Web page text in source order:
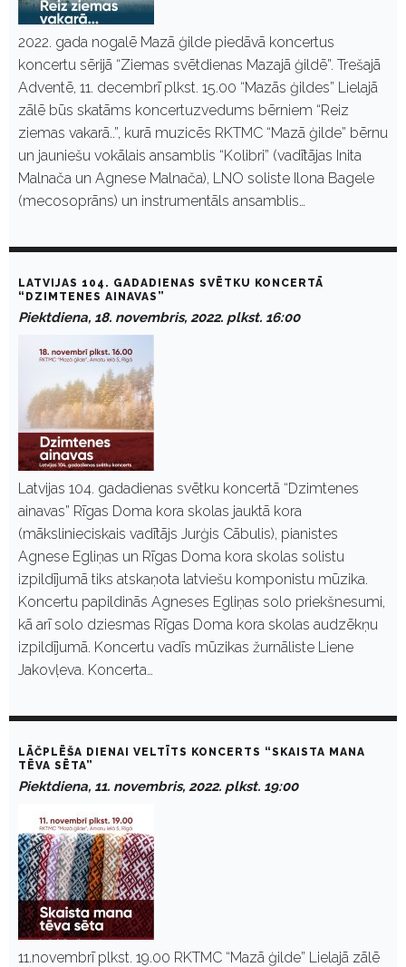
2022. gada nogalē Mazā ģilde piedāvā koncertus
koncertu sērijā “Ziemas svētdienas Mazajā ģildē”. Trešajā
Adventē, 11. decembrī plkst. 15.00 “Mazās ģildes” Lielajā
zālē būs skatāms koncertuzvedums bērniem “Reiz
ziemas vakarā..”, kurā muzicēs RKTMC “Mazā ģilde” bērnu
un jauniešu vokālais ansamblis “Kolibri” (vadītājas Inita
Malnača un Agnese Malnača), LNO soliste Ilona Bagele
(mecosoprāns) un instrumentāls ansamblis…
LATVIJAS 104. GADADIENAS SVĒTKU KONCERTĀ
“DZIMTENES AINAVAS”
Piektdiena, 18. novembris, 2022. plkst. 16:00
Latvijas 104. gadadienas svētku koncertā “Dzimtenes
ainavas” Rīgas Doma kora skolas jauktā kora
(mākslinieciskais vadītājs Jurģis Cābulis), pianistes
Agnese Egliņas un Rīgas Doma kora skolas solistu
izpildījumā tiks atskaņota latviešu komponistu mūzika.
Koncertu papildinās Agneses Egliņas solo priekšnesumi,
kā arī solo dziesmas Rīgas Doma kora skolas audzēkņu
izpildījumā. Koncertu vadīs mūzikas žurnāliste Liene
Jakovļeva. Koncerta…
LĀČPLĒŠA DIENAI VELTĪTS KONCERTS “SKAISTA MANA
TĒVA SĒTA”
Piektdiena, 11. novembris, 2022. plkst. 19:00
11.novembrī plkst. 19.00 RKTMC “Mazā ģilde” Lielajā zālē